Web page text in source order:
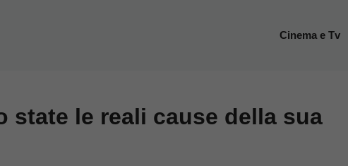
Cinema e Tv
state le reali cause della sua